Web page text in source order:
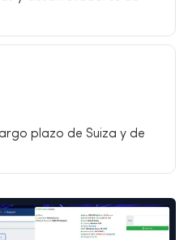
plazo de Suiza y de